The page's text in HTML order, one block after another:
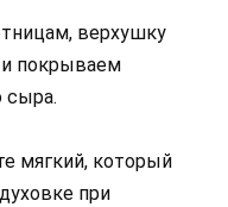
верхушку
покрываем
сыра.
мягкий, который
при